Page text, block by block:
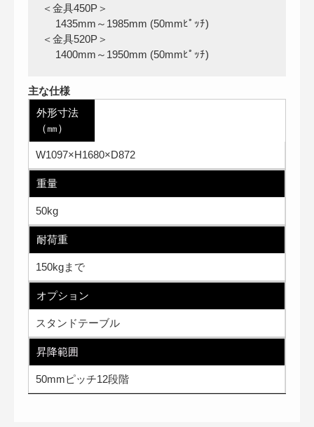
＜金具450P＞
1435mm～1985mm (50mmﾋﾟｯﾁ)
＜金具520P＞
1400mm～1950mm (50mmﾋﾟｯﾁ)
主な仕様
外形寸法
（㎜）
W1097×H1680×D872
重量
50kg
耐荷重
150kgまで
オプション
スタンドテーブル
昇降範囲
50mmピッチ12段階